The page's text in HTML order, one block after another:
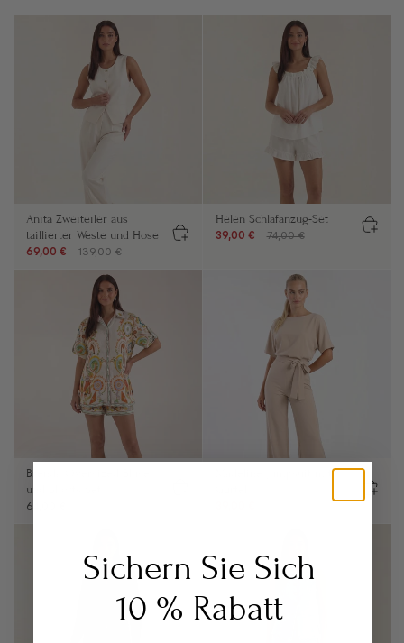
Anita Zweiteiler aus
taillierter Weste und Hose
69,00 € 139,00 €
Helen Schlafanzug-Set
39,00 € 74,00 €
Brenda Oversized Bluse
und Shorts Set
64,00 €
Sichern Sie Sich
10 % Rabatt